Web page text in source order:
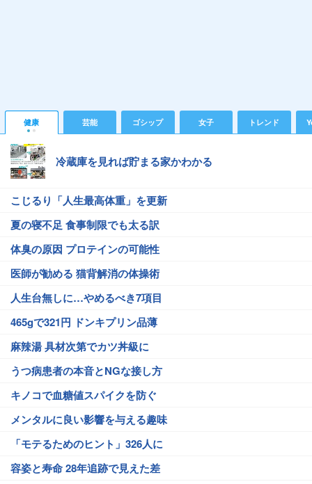
健康 芸能 ゴシップ 女子 トレンド
冷蔵庫を見れば貯まる家かわかる
こじるり「人生最高体重」を更新
夏の寝不足 食事制限でも太る訳
体臭の原因 プロテインの可能性
医師が勧める 猫背解消の体操術
人生台無しに…やめるべき7項目
465gで321円 ドンキプリン品薄
麻辣湯 具材次第でカツ丼級に
うつ病患者の本音とNGな接し方
キノコで血糖値スパイクを防ぐ
メンタルに良い影響を与える趣味
「モテるためのヒント」326人に
容姿と寿命 28年追跡で見えた差